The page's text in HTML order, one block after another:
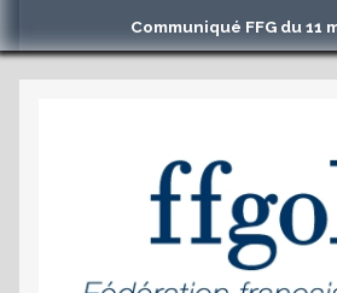
Communiqué FFG du 11